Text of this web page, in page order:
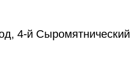
4-й Сыромятнический